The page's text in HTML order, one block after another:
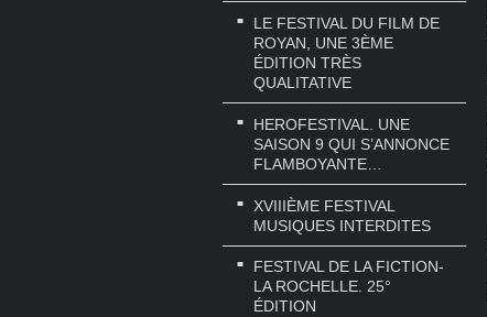
LE FESTIVAL DU FILM DE
ROYAN, UNE 3ÈME
ÉDITION TRÈS
QUALITATIVE
HEROFESTIVAL. UNE
SAISON 9 QUI S’ANNONCE
FLAMBOYANTE…
XVIIIÈME FESTIVAL
MUSIQUES INTERDITES
FESTIVAL DE LA FICTION-
LA ROCHELLE. 25°
ÉDITION